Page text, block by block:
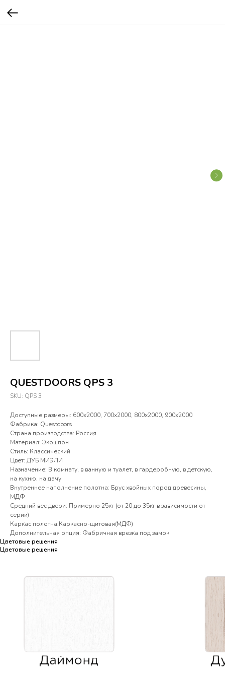
QUESTDOORS QPS 3
SKU: QPS 3
Доступные размеры: 600х2000, 700х2000, 800х2000, 900х2000
Фабрика: Questdoors
Страна производства: Россия
Материал: Экошпон
Стиль: Классический
Цвет: ДУБ МИЭЛИ
Назначение: В комнату, в ванную и туалет, в гардеробную, в детскую,
на кухню, на дачу
Внутреннее наполнение полотна: Брус хвойных пород древесины,
МДФ
Средний вес двери: Примерно 25кг (от 20 до 35кг в зависимости от
серии)
Каркас полотна:Каркасно-щитовая(МДФ)
Дополнительная опция: Фабричная врезка под замок
Цветовые решения
Цветовые решения